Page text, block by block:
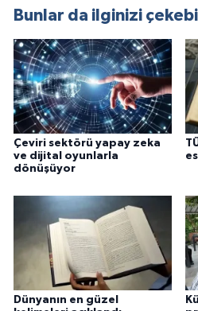
Bunlar da ilginizi
Çeviri sektörü yapay zeka
ve dijital oyunlarla
dönüşüyor
Dünyanın en güzel